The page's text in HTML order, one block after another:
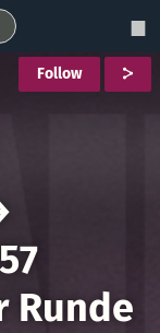
Follow
Runde